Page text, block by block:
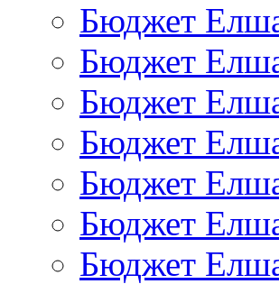
Бюджет
Бюджет
Бюджет
Бюджет
Бюджет
Бюджет
Бюджет